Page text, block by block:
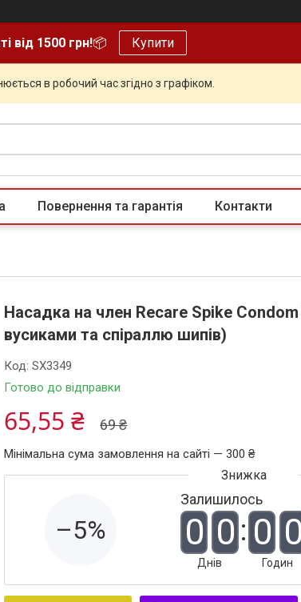
від 1500 грн!📦 Купити
в робочий час згідно з графіком.
Повернення та гарантія Контакти
Насадка на член Recare Spike
вусиками та спіраллю шипів)
Готово до відправки
Код:SX3349
69 ₴
65,55 ₴
Мінімальна сума замовлення на сайті — 300 ₴
–5%
Залишилось
0 0
Днів
0 0
Годин